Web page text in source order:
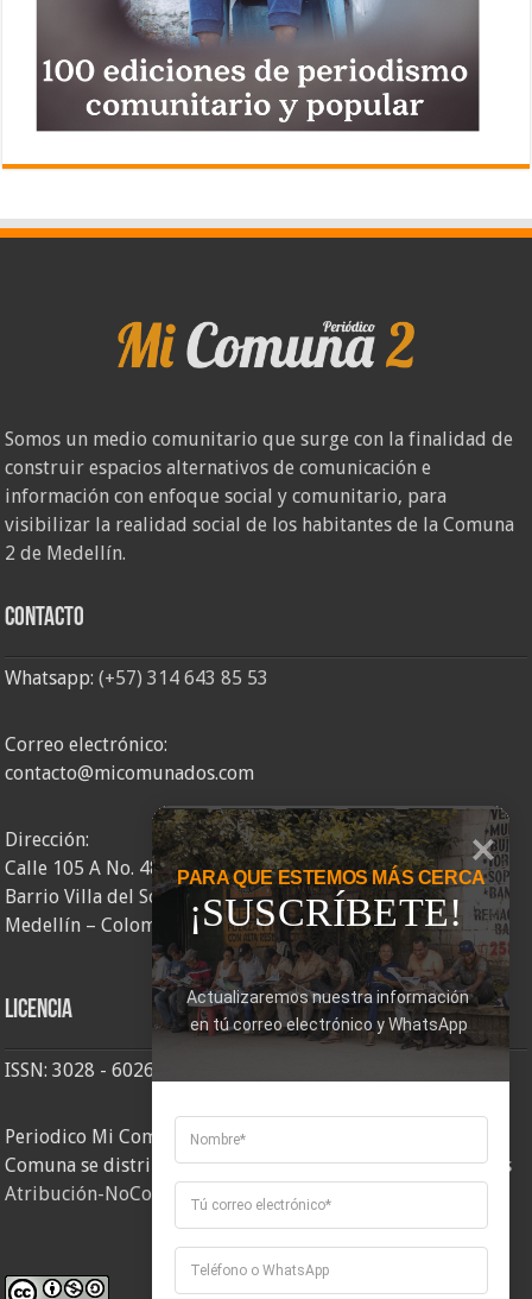
Somos un medio comunitario que surge con la finalidad de
construir espacios alternativos de comunicación e
información con enfoque social y comunitario, para
visibilizar la realidad social de los habitantes de la Comuna
2 de Medellín.
Contacto
Whatsapp:(+57) 314 643 85 53
Correo electrónico:
contacto@micomunados.com
Dirección:
Calle 105 A No. 48AA – 58
Barrio Villa del Socorro
Medellín – Colombia
Licencia
ISSN: 3028 - 6026
Periodico Mi Comuna 2, elaborado por Corporación Mi
Comuna se distribuye bajo unaLicencia Creative Commons
Atribución-NoComercial-CompartirIgual 4.0 Internacional
PARA QUE ESTEMOS MÁS CERCA
¡SUSCRÍBETE!
Actualizaremos nuestra información
en tú correo electrónico y WhatsApp